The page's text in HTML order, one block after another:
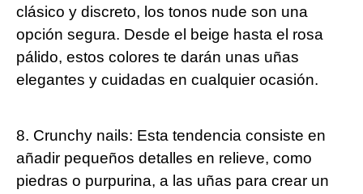
clásico y discreto, los tonos nude son una
opción segura. Desde el beige hasta el rosa
pálido, estos colores te darán unas uñas
elegantes y cuidadas en cualquier ocasión.
8. Crunchy nails: Esta tendencia consiste en
añadir pequeños detalles en relieve, como
piedras o purpurina, a las uñas para crear un